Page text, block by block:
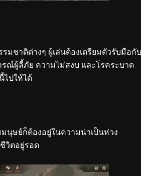
ชาติต่างๆ ผู้เล่นต้องเตรียมตัวรับมือกั
ณ์ผู้ลี้ภัย ความไม่สงบ และโรคระบาด
ไปให้ได้
นุษย์ก็ต้องอยู่ในความน่าเป็นห่วง
วิตอยู่รอด